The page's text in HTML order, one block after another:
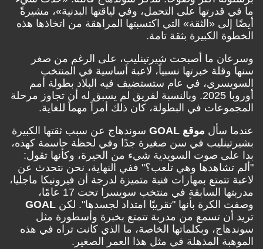
ما في قدرتها على التحمل، وفي لياقتها البدنية»، مشيرةً
أيضًا إلى «الثقة» التي اكتسبتها المراهقة من اتخاذها هذه
الخطوة الكبيرة بثقة تامة.
وسرعان ما أصبحت شيرتينليب، على الرغم من صغر
سنها وقلة خبرتها نسبياً، لاعبة أساسية في المنتخب
السويسري، في عام ستستضيف فيه البلاد بطولة أمم
أوروبا 2025. وبالنسبة لفريق لم يسبق له أن تجاوز مرحلة
المجموعات في البطولة، كان ذلك أمراً مهماً للغاية.
عندما سأل موقع GOAL
سوندهاج عن سبب ثقتها الكبيرة
بشيرتينليب في سن صغيرة جدًا وفي لحظة حاسمة كهذه،
بدا على صوت السويدية شيء من الحيرة، وكأنها تقول:
"ألم تشاهدها وهي تلعب؟" ففي النهاية، نحن نتحدث عن
لاعبة تتمتع بمهارات فنية متميزة لدرجة أن فيرونيكا ماجليا،
مدربتها السابقة في منتخب سويسرا تحت 17 عامًا،
وصفت الكرة بأنها "تقريبًا امتداد لجسدها". لكن GOAL
تريد أن تسمع من مدربة تتمتع بخبرة وأسطورة مثل
سوندهاج، وبكلماتها الخاصة، ما الذي كانت تراه في هذه
الموهبة المذهلة في مثل هذا العمر الصغير.